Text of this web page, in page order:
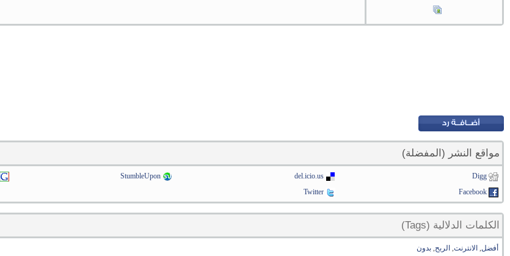
مواقع النشر (المفضلة)
Digg
del.icio.us
StumbleUpon
Facebook
Twitter
الكلمات الدلالية (Tags)
أفضل, الانترنت, الربح,بدون